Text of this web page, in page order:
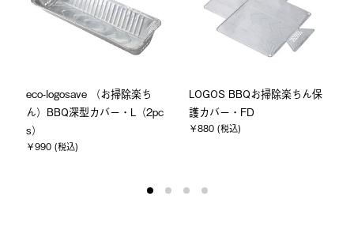
eco-logosave （お掃除楽ち
ん）BBQ深型カバー・L（2pc
s）
￥990 (税込)
LOGOS BBQお掃除楽ちん保
護カバー・FD
￥880 (税込)